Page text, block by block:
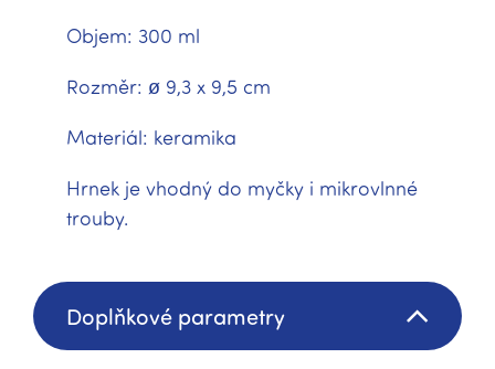
Objem: 300 ml
Rozměr: ø 9,3 x 9,5 cm
Materiál: keramika
Hrnek je vhodný do myčky i mikrovlnné
trouby.
Doplňkové parametry